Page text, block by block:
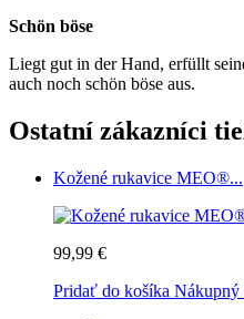
Schön böse
Liegt gut in der Hand, erfüllt
auch noch schön böse aus.
Ostatní zákazníci
Kožené rukavice MEO®...
99,99 €
Pridať do košíka Nákupný